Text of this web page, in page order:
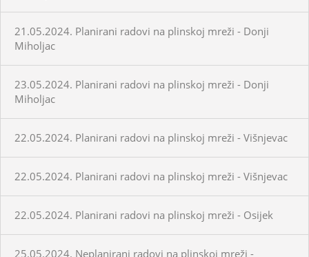
21.05.2024. Planirani radovi na plinskoj mreži - Donji
Miholjac
23.05.2024. Planirani radovi na plinskoj mreži - Donji
Miholjac
22.05.2024. Planirani radovi na plinskoj mreži - Višnjevac
22.05.2024. Planirani radovi na plinskoj mreži - Višnjevac
22.05.2024. Planirani radovi na plinskoj mreži - Osijek
25.05.2024. Neplanirani radovi na plinskoj mreži -